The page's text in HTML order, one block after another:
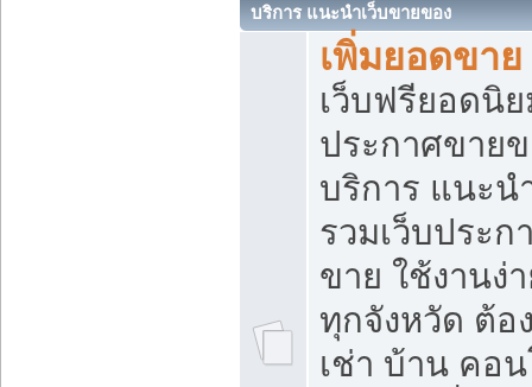
บริการ แนะนำเว็บขายของ
เพิ่มยอดขา
เว็บฟรียอดนิ
ประกาศขาย
บริการ แนะน
รวมเว็บประก
ขาย ใช้งานง่
ทุกจังหวัด ต้อ
เช่า บ้าน คอ